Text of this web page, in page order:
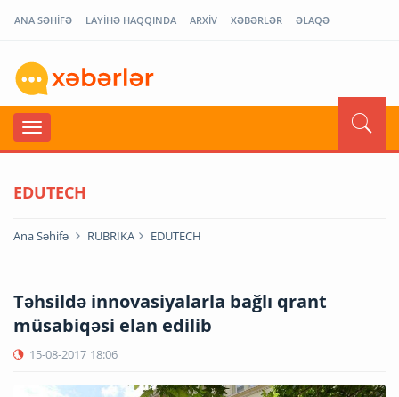
ANA SƏHİFƏ LAYİHƏ HAQQINDA ARXİV XƏBƏRLƏR ƏLAQƏ
EDUTECH
Ana Səhifə RUBRİKA EDUTECH
Təhsildə innovasiyalarla bağlı qrant
müsabiqəsi elan edilib
15-08-2017 18:06